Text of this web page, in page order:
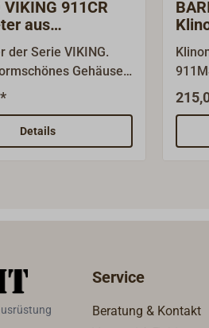
VIKING 911CR
aus
Messing
der Serie VIKING.
Gehäuse
Messing. Das
ist
Programm an
sind aus
Details
Service
Beratung & Kontakt